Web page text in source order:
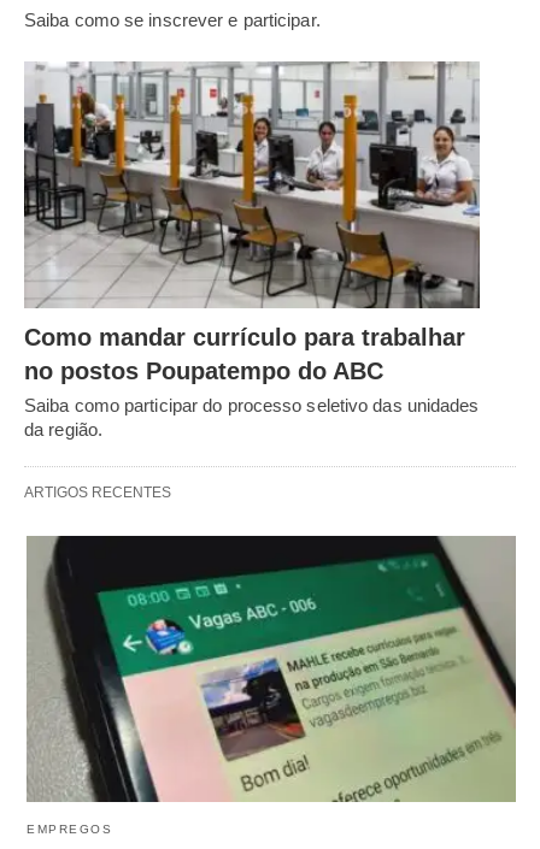
Saiba como se inscrever e participar.
Como mandar currículo para trabalhar
no postos Poupatempo do ABC
Saiba como participar do processo seletivo das unidades
da região.
ARTIGOS RECENTES
EMPREGOS